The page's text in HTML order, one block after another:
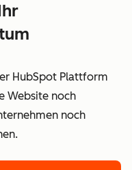
HubSpot Plattform
Website noch
noch